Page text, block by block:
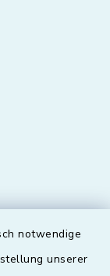
notwendige
unserer